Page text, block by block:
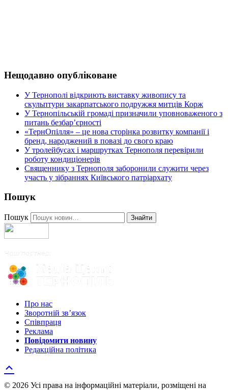
Нещодавно опубліковане
У Тернополі відкриють виставку живопису та
скульптури закарпатського подружжя митців Корж
У Тернопільській громаді призначили уповноваженого з
питань безбар’єрності
«ТернОпілля» – це нова сторінка розвитку компанії і
бренд, народжений в повазі до свого краю
У тролейбусах і маршрутках Тернополя перевірили
роботу кондиціонерів
Священнику з Тернополя заборонили служити через
участь у зібраннях Київського патріархату
Пошук
Пошук Знайти
Про нас
Зворотній зв’язок
Співпраця
Реклама
Повідомити новину
Редакційна політика
© 2026 Усі права на інформаційні матеріали, розміщені на